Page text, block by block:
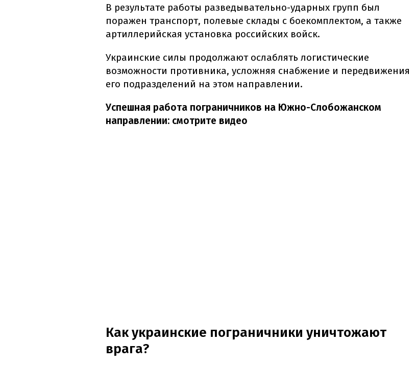
В результате работы разведывательно-ударных групп был
поражен транспорт, полевые склады с боекомплектом, а также
артиллерийская установка российских войск.
Украинские силы продолжают ослаблять логистические
возможности противника, усложняя снабжение и передвижения
его подразделений на этом направлении.
Успешная работа пограничников на Южно-Слобожанском
направлении: смотрите видео
Как украинские пограничники уничтожают
врага?